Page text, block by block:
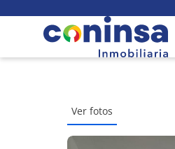
Ver fotos